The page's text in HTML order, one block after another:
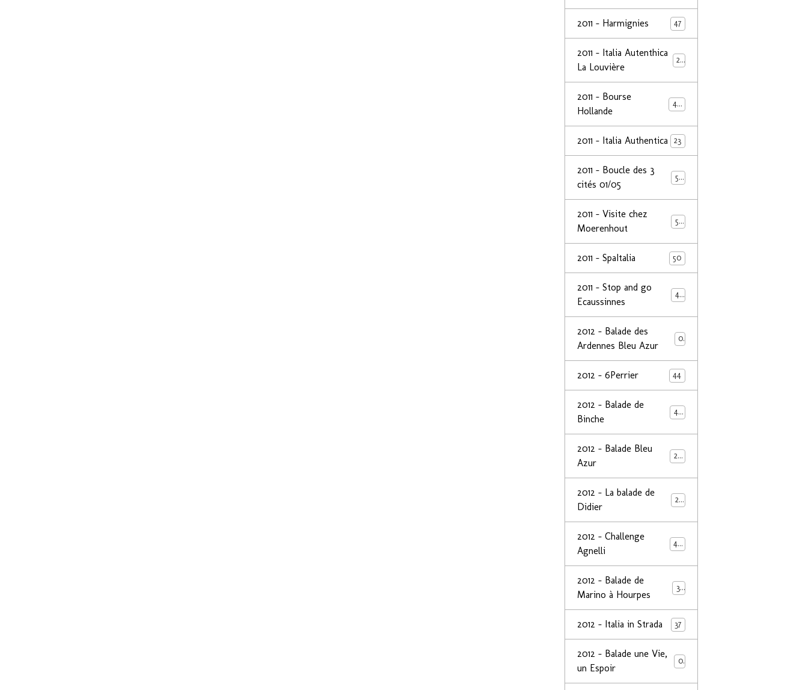
2011 - Harmignies 47
2011 - Italia Autenthica
La Louvière
23
2011 - Bourse
Hollande
40
2011 - Italia Authentica 23
2011 - Boucle des 3
cités 01/05
50
2011 - Visite chez
Moerenhout
50
2011 - SpaItalia 50
2011 - Stop and go
Ecaussinnes
44
2012 - Balade des
Ardennes Bleu Azur
0
2012 - 6Perrier 44
2012 - Balade de
Binche
48
2012 - Balade Bleu
Azur
26
2012 - La balade de
Didier
25
2012 - Challenge
Agnelli
44
2012 - Balade de
Marino à Hourpes
39
2012 - Italia in Strada 37
2012 - Balade une Vie,
un Espoir
0